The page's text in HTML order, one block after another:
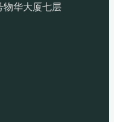
物华大厦七层